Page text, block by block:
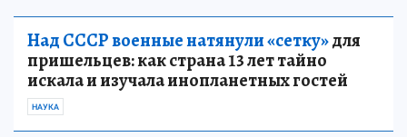
Над СССР военные натянули «сетку»для
пришельцев: как страна 13 лет тайно
искала и изучала инопланетных гостей
НАУКА